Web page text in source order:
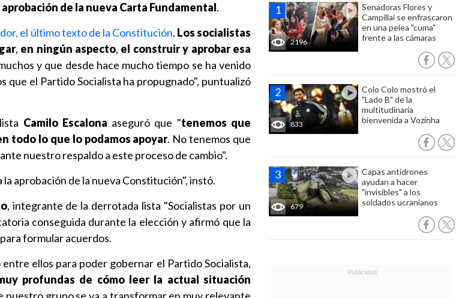
2196
Senadoras Flores y
Campillai se enfrascaron
en una pelea "cuma"
frente a las cámaras
833
Colo Colo mostró el
"Lado B" de la
multitudinaria
bienvenida a Vozinha
679
Capas antidrones
ayudan a hacer
"invisibles" a los
soldados ucranianos
de la nueva Carta Fundamental.
el último texto de la Constitución. Los socialistas
, en ningún aspecto, el construir y aprobar esa
y que desde hace mucho tiempo se ha venido
que el Partido Socialista ha propugnado", puntualizó
Camilo Escalona aseguró que "tenemos que
todo lo que lo podamos apoyar. No tenemos que
nuestro respaldo a este proceso de cambio".
aprobación de la nueva Constitución", instó.
, integrante de la derrotada lista "Socialistas por un
conseguida durante la elección y afirmó que la
formular acuerdos.
ellos para poder gobernar el Partido Socialista,
profundas de cómo leer la actual situación